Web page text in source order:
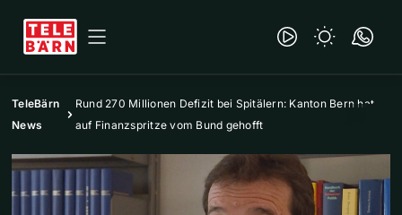
TeleBärn
News
Rund 270 Millionen Defizit bei Spitälern: Kanton Bern hat
auf Finanzspritze vom Bund gehofft